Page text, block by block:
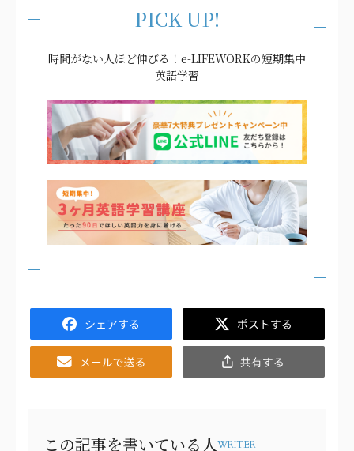
PICK UP!
時間がない人ほど伸びる！e-LIFEWORKの短期集中
英語学習
Facebook
Twitter
Email
共
有
この記事を書いている人WRITER